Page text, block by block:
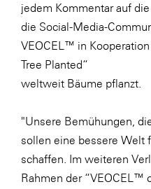
jedem Kommentar auf
die Social-Media-
VEOCEL™ in
Tree Planted“
weltweit Bäume pflanzt.
"Unsere Bemühungen,
sollen eine bessere Welt
schaffen. Im weiteren
Rahmen der “VEOCEL™